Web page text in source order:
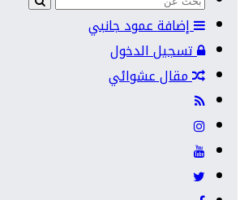
إضافة عمود جانبي
تسجيل الدخول
مقال عشوائي